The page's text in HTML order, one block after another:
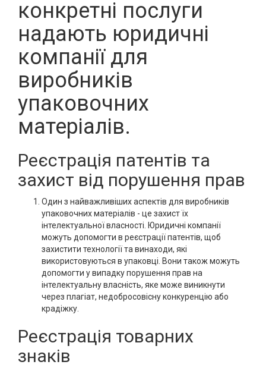
конкретні послуги
надають юридичні
компанії для
виробників
упаковочних
матеріалів.
Реєстрація патентів та
захист від порушення прав
Один з найважливіших аспектів для виробників
упаковочних матеріалів - це захист їх
інтелектуальної власності. Юридичні компанії
можуть допомогти в реєстрації патентів, щоб
захистити технології та винаходи, які
використовуються в упаковці. Вони також можуть
допомогти у випадку порушення прав на
інтелектуальну власність, яке може виникнути
через плагіат, недобросовісну конкуренцію або
крадіжку.
Реєстрація товарних
знаків